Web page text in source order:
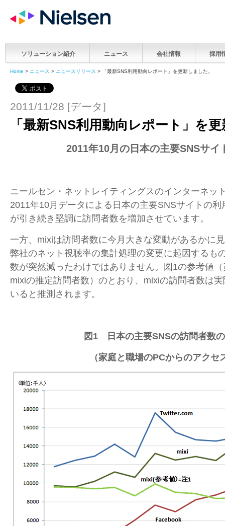
ソリューション紹介 ニュース 会社情報 採用
Home > ニュース > ニュースリリース > 「最新SNS利用動向レポート」を更新しました。
2011/11/28 [データ]
「最新SNS利用動向レポート」を
2011年10月の日本の主要SNSサイ
ニールセン・ネットレイティングスのインターネッ
2011年10月データによる日本の主要SNSサイトの
が引き続き堅調に訪問者数を増加させています。
一方、mixiは訪問者数に今月大きな変動があるかに
弊社のネット視聴率の集計処理の変更に起因するも
数が突然減ったわけではありません。図1の参考値
mixiの推定訪問者数）のとおり、mixiの訪問者数は
いると推測されます。
図1 日本の主要SNSの訪問者数
（家庭と職場のPCからのアクセ